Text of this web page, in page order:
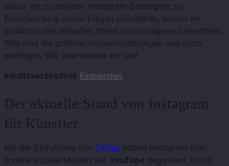
Bevor wir zu unseren Instagram-Strategien zur
Beantwortung dieser Fragen übergehen, wollen wir
zunächst den aktuellen Stand von Instagram betrachten.
Was sind die größten Herausforderungen und noch
wichtiger: Wie überwinden wir sie?
Inhaltsverzeichnis Einblenden
Der aktuelle Stand von Instagram
für Künstler
Mit der Einführung von TikTok haben Instagram und
andere soziale Medien wie YouTube begonnen, kurze